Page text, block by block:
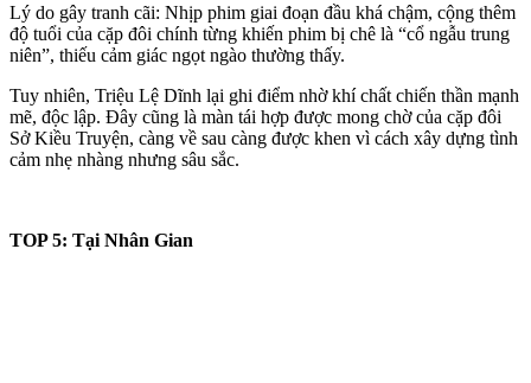
Lý do gây tranh cãi: Nhịp phim giai đoạn đầu khá chậm, cộng thêm
độ tuổi của cặp đôi chính từng khiến phim bị chê là “cổ ngẫu trung
niên”, thiếu cảm giác ngọt ngào thường thấy.
Tuy nhiên, Triệu Lệ Dĩnh lại ghi điểm nhờ khí chất chiến thần mạnh
mẽ, độc lập. Đây cũng là màn tái hợp được mong chờ của cặp đôi
Sở Kiều Truyện, càng về sau càng được khen vì cách xây dựng tình
cảm nhẹ nhàng nhưng sâu sắc.
TOP 5: Tại Nhân Gian